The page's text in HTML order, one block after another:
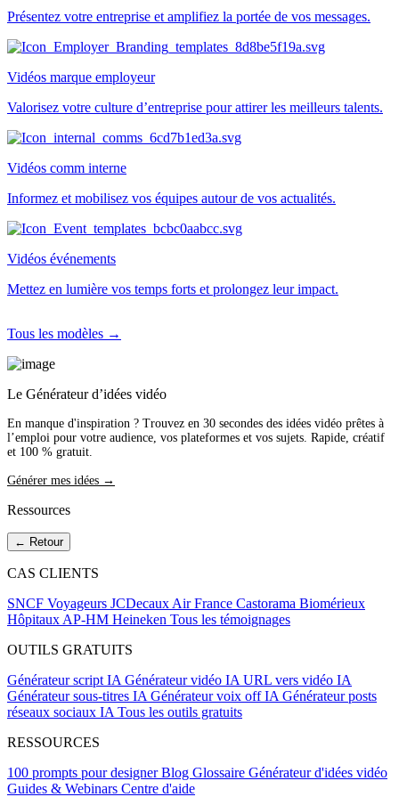
Présentez votre entreprise et amplifiez la portée de vos messages.
Vidéos marque employeur
Valorisez votre culture d’entreprise pour attirer les meilleurs talents.
Vidéos comm interne
Informez et mobilisez vos équipes autour de vos actualités.
Vidéos événements
Mettez en lumière vos temps forts et prolongez leur impact.
Tous les modèles →
Le Générateur d’idées vidéo
En manque d'inspiration ? Trouvez en 30 secondes des idées vidéo prêtes à
l’emploi pour votre audience, vos plateformes et vos sujets. Rapide, créatif
et 100 % gratuit.
Générer mes idées →
Ressources
← Retour
CAS CLIENTS
SNCF Voyageurs JCDecaux Air France Castorama Biomérieux
Hôpitaux AP-HM Heineken Tous les témoignages
OUTILS GRATUITS
Générateur script IA Générateur vidéo IA URL vers vidéo IA
Générateur sous-titres IA Générateur voix off IA Générateur posts
réseaux sociaux IA Tous les outils gratuits
RESSOURCES
100 prompts pour designerBlog Glossaire Générateur d'idées vidéo
Guides & Webinars Centre d'aide